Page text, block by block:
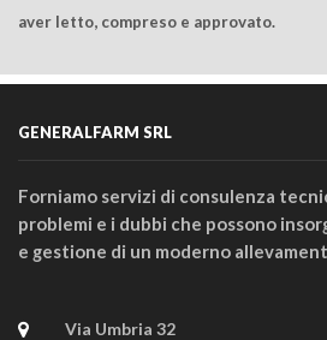
aver letto, compreso e approvato.
GENERALFARM SRL
Forniamo servizi di consulenza
problemi e i dubbi che possono
e gestione di un moderno
Via Umbria 32